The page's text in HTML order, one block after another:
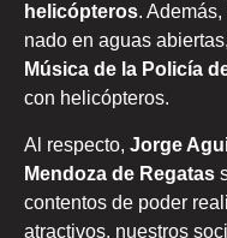
helicópteros.
nado en aguas
Música de la Policía
con helicópteros.
Al respecto, Jorge
Mendoza de Regatas
contentos de poder
atractivos. nuestros